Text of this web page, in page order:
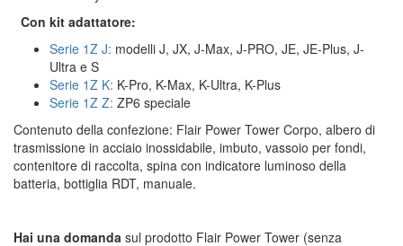
Con kit adattatore:
Serie 1Z J: modelli J, JX, J-Max, J-PRO, JE, JE-Plus, J-
Ultra e S
Serie 1Z K: K-Pro, K-Max, K-Ultra, K-Plus
Serie 1Z Z: ZP6 speciale
Contenuto della confezione: Flair Power Tower Corpo, albero di
trasmissione in acciaio inossidabile, imbuto, vassoio per fondi,
contenitore di raccolta, spina con indicatore luminoso della
batteria, bottiglia RDT, manuale.
Hai una domanda sul prodotto Flair Power Tower (senza